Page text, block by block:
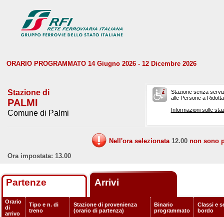
ORARIO PROGRAMMATO 14 Giugno 2026 - 12 Dicembre 2026
Stazione di
PALMI
Comune di Palmi
Stazione senza
alle Persone a
Informazioni sulle
Nell'ora selezionata 12.00 non sono
Ora impostata: 13.00
Partenze Arrivi
Orario
di
arrivo
Tipo e n. di
treno
Stazione di provenienza
(orario di partenza)
Binario
programmato
Classi e
bordo